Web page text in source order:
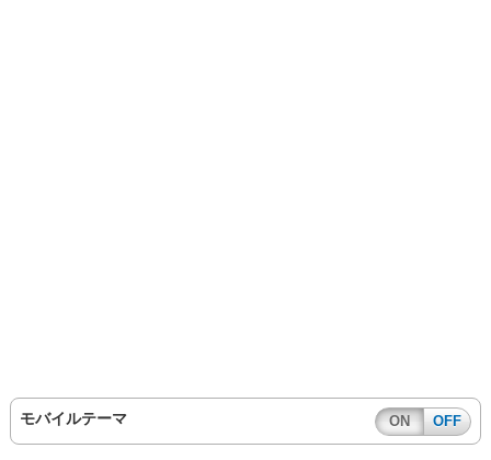
モバイルテーマ ON OFF